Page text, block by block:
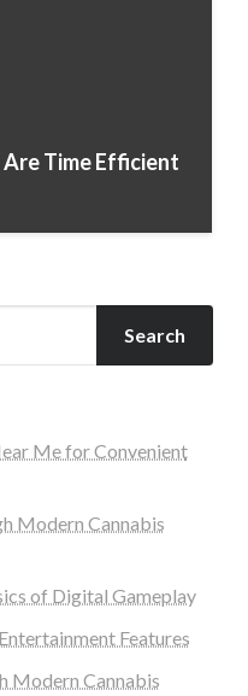
Time Efficient
Search
Me for Convenient
Modern Cannabis
of Digital Gameplay
Features
Modern Cannabis